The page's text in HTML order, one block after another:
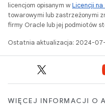
licencjom opisanym wLicencji
towarowymi lub zastrzeżonymi
firmy Oracle lub jej podmiotów
Ostatnia aktualizacja: 2024-
WIĘCEJ INFORMACJI O